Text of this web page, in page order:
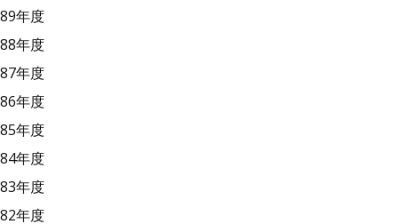
89年度
88年度
87年度
86年度
85年度
84年度
83年度
82年度